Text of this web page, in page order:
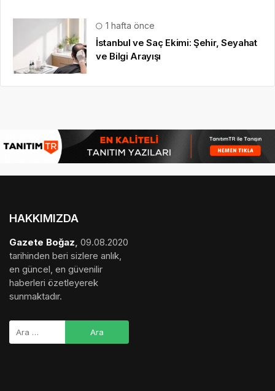
1 hafta önce
İstanbul ve Saç Ekimi: Şehir, Seyahat
ve Bilgi Arayışı
HAKKIMIZDA
Gazete Boğaz, 09.08.2020
tarihinden beri sizlere anlık,
en güncel, en güvenilir
haberleri özetleyerek
sunmaktadır.